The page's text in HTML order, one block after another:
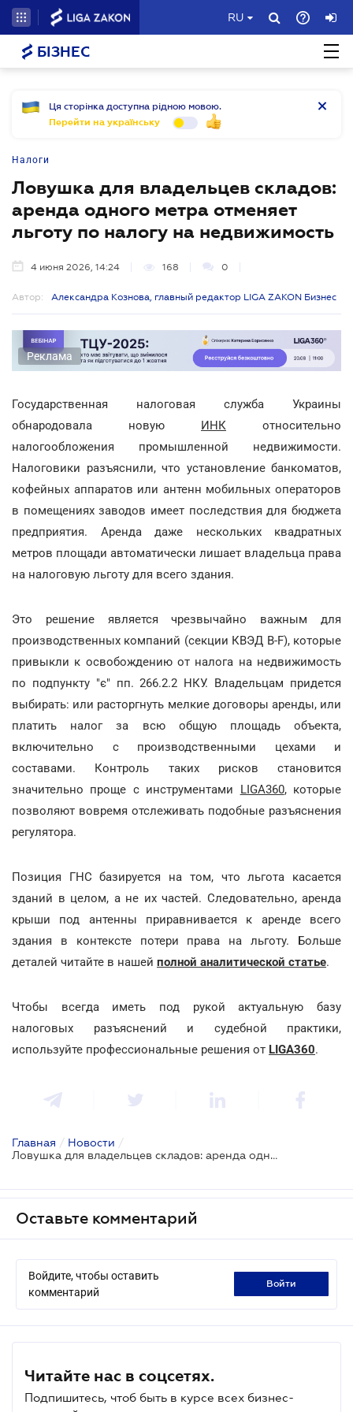
RU
БІЗНЕС
Ця сторінка доступна рідною мовою.
Перейти на українську
Налоги
Ловушка для владельцев складов:
аренда одного метра отменяет
льготу по налогу на недвижимость
4 июня 2026, 14:24 168 0
Автор: Александра Кознова, главный редактор LIGA ZAKON Бизнес
Реклама
Государственная налоговая служба Украины
обнародовала новую ИНК относительно
налогообложения промышленной недвижимости.
Налоговики разъяснили, что установление банкоматов,
кофейных аппаратов или антенн мобильных операторов
в помещениях заводов имеет последствия для бюджета
предприятия. Аренда даже нескольких квадратных
метров площади автоматически лишает владельца права
на налоговую льготу для всего здания.
Это решение является чрезвычайно важным для
производственных компаний (секции КВЭД B-F), которые
привыкли к освобождению от налога на недвижимость
по подпункту "є" пп. 266.2.2 НКУ. Владельцам придется
выбирать: или расторгнуть мелкие договоры аренды, или
платить налог за всю общую площадь объекта,
включительно с производственными цехами и
составами. Контроль таких рисков становится
значительно проще с инструментами LIGA360, которые
позволяют вовремя отслеживать подобные разъяснения
регулятора.
Позиция ГНС базируется на том, что льгота касается
зданий в целом, а не их частей. Следовательно, аренда
крыши под антенны приравнивается к аренде всего
здания в контексте потери права на льготу. Больше
деталей читайте в нашей полной аналитической статье.
Чтобы всегда иметь под рукой актуальную базу
налоговых разъяснений и судебной практики,
используйте профессиональные решения от LIGA360.
Главная / Новости /
Ловушка для владельцев складов: аренда одного метра отменяет льготу по налогу на недвижимость
Оставьте комментарий
Войдите, чтобы оставить
комментарий
войти
Читайте нас в соцсетях.
Подпишитесь, чтоб быть в курсе всех бизнес-